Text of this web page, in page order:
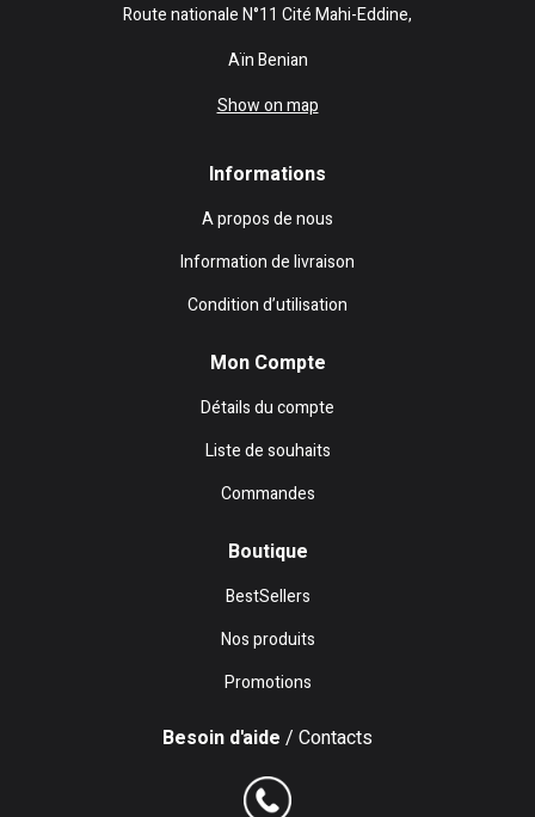
Route nationale N°11 Cité Mahi-Eddine,
Aïn Benian
Show on map
Informations
A propos de nous
Information de livraison
Condition d’utilisation
Mon Compte
Détails du compte
Liste de souhaits
Commandes
Boutique
BestSellers
Nos produits
Promotions
Besoin d'aide / Contacts